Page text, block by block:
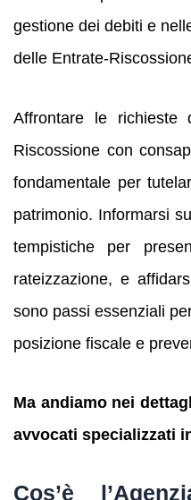
gestione dei debiti e
delle Entrate-
Affrontare le richieste
Riscossione con
fondamentale per
patrimonio. Informarsi
tempistiche per
rateizzazione, e
sono passi essenziali
posizione fiscale e
Ma andiamo nei
avvocati specializzati
Cos’è